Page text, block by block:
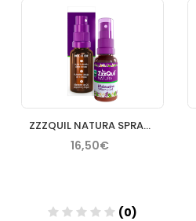
ZZZQUIL NATURA SPRAY 30 ML SABOR LAVANDA Y NARANJA
16,50€
(0)